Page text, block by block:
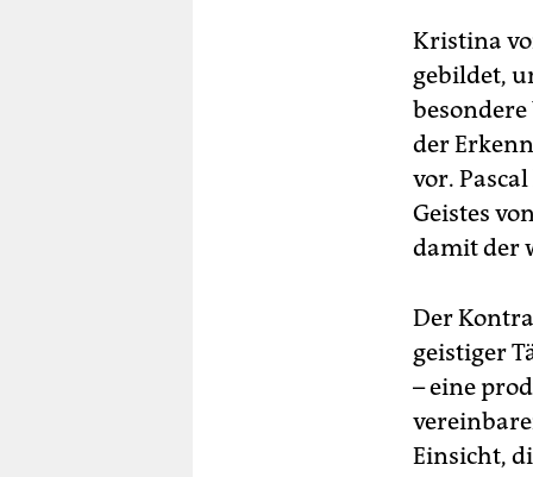
Kristina
gebildet,
der
vor.
Geistes
damit der
Der
geistiger
– eine
Einsicht,